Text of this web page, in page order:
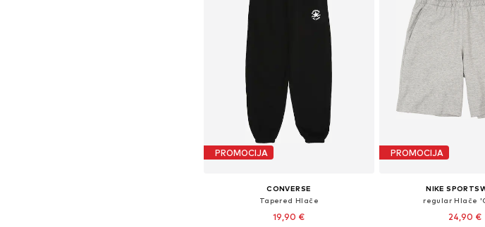
PROMOCIJA
CONVERSE
Tapered Hlače
19,90 €
PROMOCIJA
NIKE
regular Hlače
24,90 €